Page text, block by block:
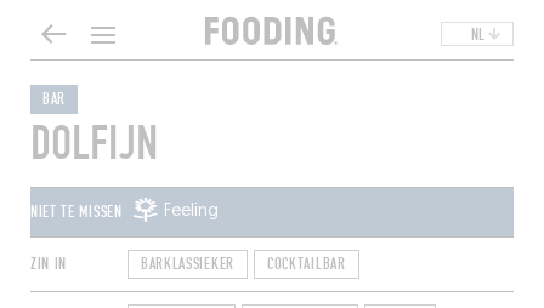
NL
BAR
DOLFIJN
NIET TE MISSEN Feeling
ZIN IN BARKLASSIEKER COCKTAILBAR